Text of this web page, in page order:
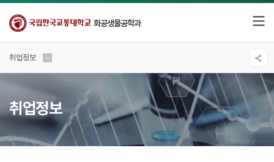
화공생물공학과
취업정보
취업정보